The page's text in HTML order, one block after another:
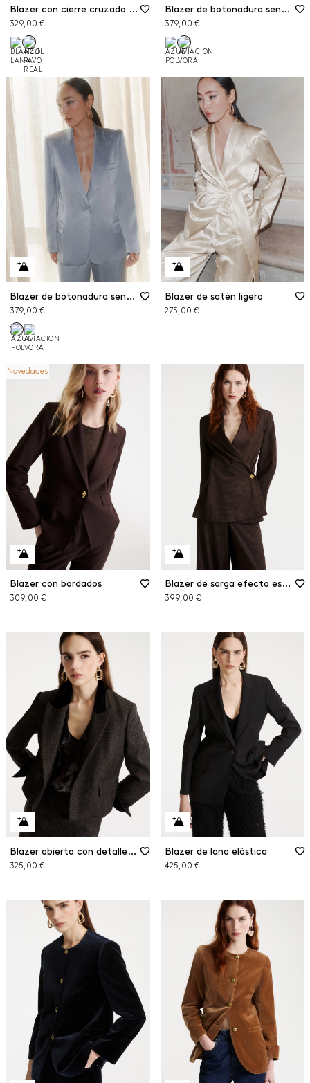
Blazer con cierre cruzado de doble botón de satén envers
329,00 €
Blazer de botonadura sencilla de satén
379,00 €
Blazer de botonadura sencilla de satén
379,00 €
Blazer de satén ligero
275,00 €
Novedades
Blazer con bordados
309,00 €
Blazer de sarga efecto espiga
399,00 €
Blazer abierto con detalles de terciopelo
325,00 €
Blazer de lana elástica
425,00 €